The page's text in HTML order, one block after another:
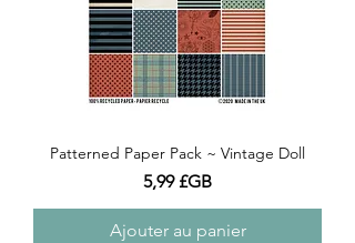
Patterned Paper Pack ~ Vintage Doll
Prix
5,99 £GB
Ajouter au panier